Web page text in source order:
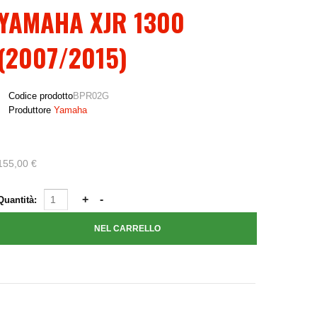
XJR 1300
2015)
Codice prodottoBPR02G
Produttore Yamaha
€